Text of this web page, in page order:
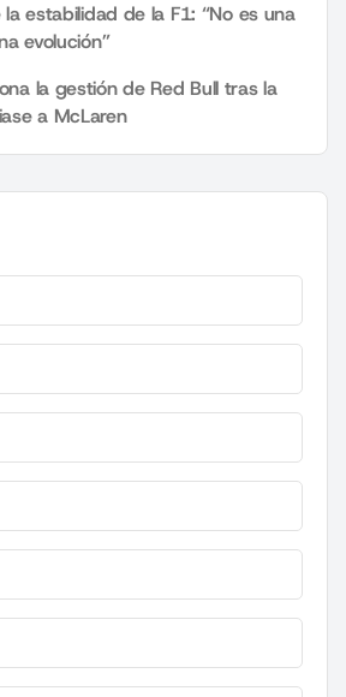
la estabilidad de la F1: “No es una
evolución”
la gestión de Red Bull tras la
a McLaren